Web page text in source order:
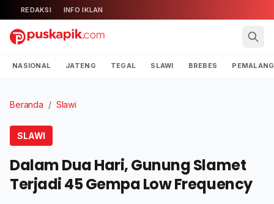
REDAKSI INFO IKLAN
NASIONAL JATENG TEGAL SLAWI BREBES PEMALANG
Beranda / Slawi
SLAWI
Dalam Dua Hari, Gunung Slamet
Terjadi 45 Gempa Low Frequency